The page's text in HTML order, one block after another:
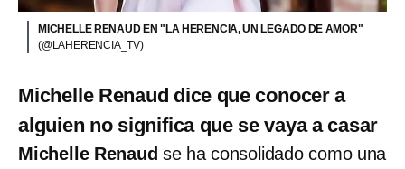
MICHELLE RENAUD EN "LA HERENCIA, UN LEGADO DE AMOR"
(@LAHERENCIA_TV)
Michelle Renaud dice que conocer a
alguien no significa que se vaya a casar
Michelle Renaud se ha consolidado como una